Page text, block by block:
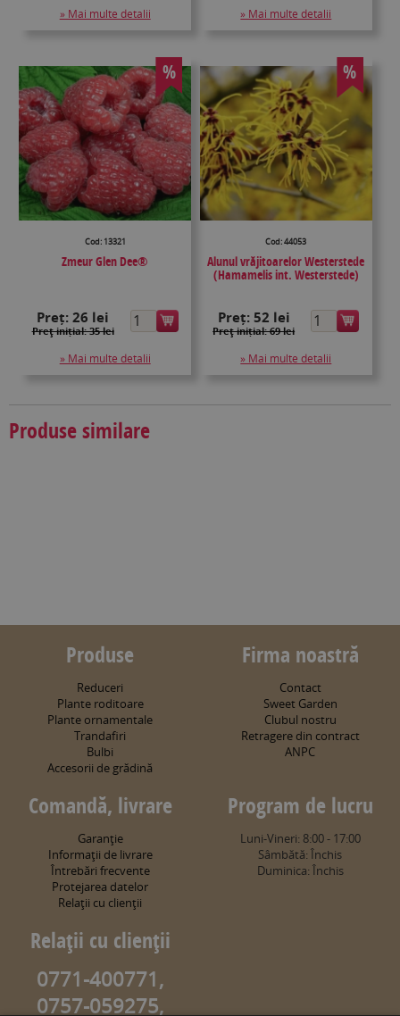
» Mai multe detalii » Mai multe detalii
%
Cod: 13321
Zmeur Glen Dee®
Preț:26 lei
Preţ inițial: 35 lei
» Mai multe detalii
%
Cod: 44053
Alunul vrăjitoarelor Westerstede
(Hamamelis int. Westerstede)
Preț: 52 lei
Preţ inițial: 69 lei
» Mai multe detalii
Produse similare
Produse
Reduceri
Plante roditoare
Plante ornamentale
Trandafiri
Bulbi
Accesorii de grădină
Firma noastră
Contact
Sweet Garden
Clubul nostru
Retragere din contract
ANPC
Comandă, livrare
Garanţie
Informaţii de livrare
Întrebări frecvente
Protejarea datelor
Relaţii cu clienţii
Program de lucru
Luni-Vineri: 8:00 - 17:00
Sâmbătă: Închis
Duminica: Închis
Relaţii cu clienţii
0771-400771,
0757-059275,